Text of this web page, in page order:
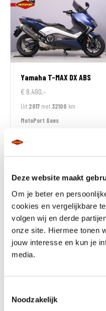
Deze website maakt
Om je beter en
cookies en vergelijkbare
volgen wij en derde
onze site. Hiermee tonen
jouw interesse en kun je
media.
Noodzakelijk
Yamaha T-MAX DX ABS
€ 8.490,-
Uit 2017 met 32100 km
MotoPort Goes
Honda CB 1000 GT
€ 16.699,-
Uit2026